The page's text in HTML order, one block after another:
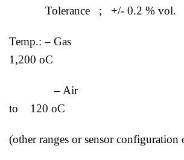
Tolerance ; +/- 0.2 % vol.
Temp.: – Gas
1,200 oC
– Air
to 120 oC
(other ranges or sensor configuration